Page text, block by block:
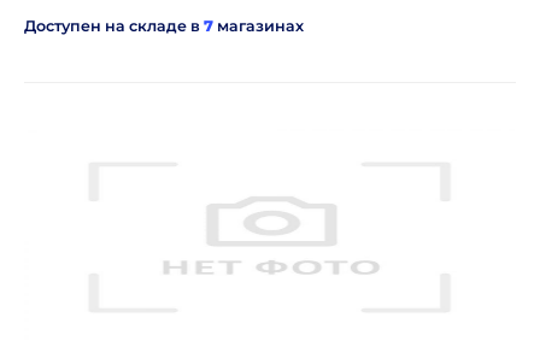
Доступен на складе в 7 магазинах